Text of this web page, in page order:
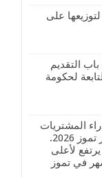
على
التقديم
لحكومة
المشتريات
للبنان BLOM PMI لشهر تموز 2026.
لأعلى
في تموز